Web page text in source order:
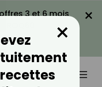
3 et 6 mois
×
recettes
×